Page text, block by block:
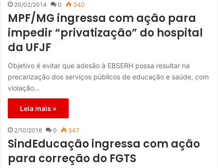
20/02/2014 0 340
MPF/MG ingressa com ação para
impedir “privatização” do hospital
da UFJF
Objetivo é evitar que adesão à EBSERH possa resultar na
precarização dos serviços públicos de educação e saúde, com
violação…
Leia mais »
2/10/2018 0 347
SindEducação ingressa com ação
para correção do FGTS